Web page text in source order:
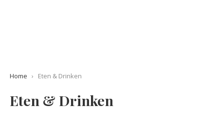
Home › Eten & Drinken
Eten & Drinken